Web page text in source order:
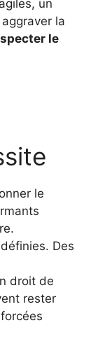
un
la
le
le
Des
droit de
rester